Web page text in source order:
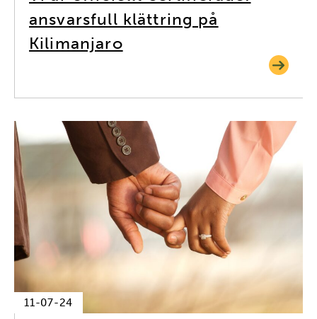
ansvarsfull klättring på
Kilimanjaro
11-07-24